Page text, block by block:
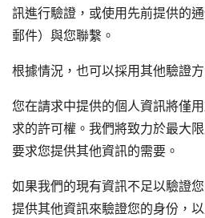
訊進行驗證，或使用先前提供的
郵件）與您聯繫。
根據情況，也可以採用其他驗證方
您在請求中提供的個人資訊將僅
求的許可權。我們將致力於最大
要求您提供其他資訊的需要。
如果我們的現有資訊不足以驗證
提供其他資訊來驗證您的身份，